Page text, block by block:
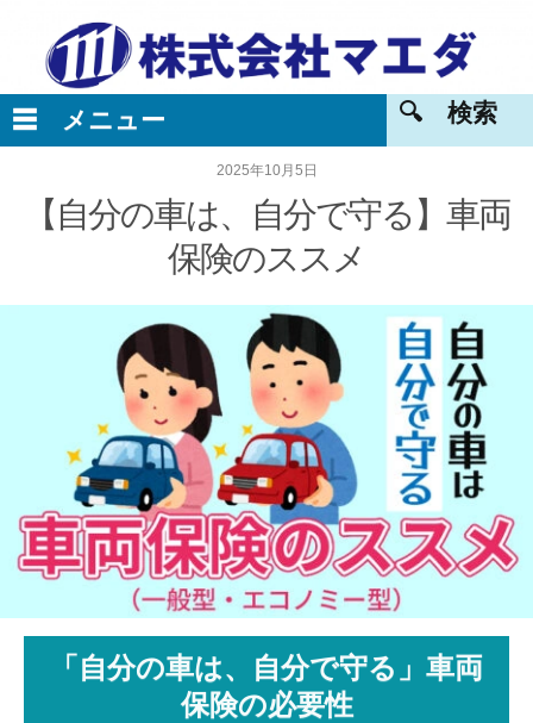
2025年10月5日
【自分の車は、自分で守る】車両
保険のススメ
「自分の車は、自分で守る」車両
保険の必要性